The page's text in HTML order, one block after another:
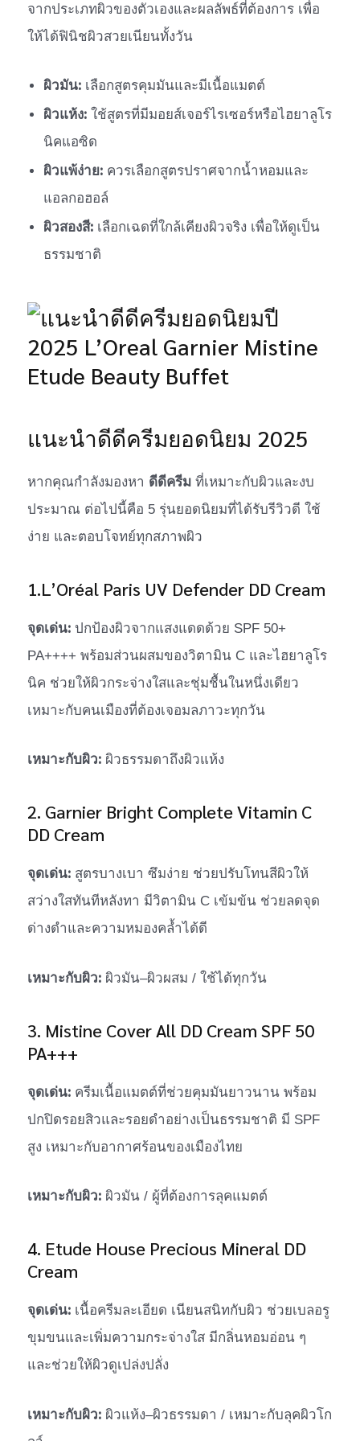
จากประเภทผิวของตัวเองและผลลัพธ์ที่ต้องการ เพื่อ
ให้ได้ฟินิชผิวสวยเนียนทั้งวัน
ผิวมัน: เลือกสูตรคุมมันและมีเนื้อแมตต์
ผิวแห้ง: ใช้สูตรที่มีมอยส์เจอร์ไรเซอร์หรือไฮยาลูโร
นิคแอซิด
ผิวแพ้ง่าย: ควรเลือกสูตรปราศจากน้ำหอมและ
แอลกอฮอล์
ผิวสองสี: เลือกเฉดที่ใกล้เคียงผิวจริง เพื่อให้ดูเป็น
ธรรมชาติ
แนะนำดีดีครีมยอดนิยม 2025
หากคุณกำลังมองหา ดีดีครีม ที่เหมาะกับผิวและงบ
ประมาณ ต่อไปนี้คือ 5 รุ่นยอดนิยมที่ได้รับรีวิวดี ใช้
ง่าย และตอบโจทย์ทุกสภาพผิว
1.L’Oréal Paris UV Defender DD Cream
จุดเด่น: ปกป้องผิวจากแสงแดดด้วย SPF 50+
PA++++ พร้อมส่วนผสมของวิตามิน C และไฮยาลูโร
นิค ช่วยให้ผิวกระจ่างใสและชุ่มชื้นในหนึ่งเดียว
เหมาะกับคนเมืองที่ต้องเจอมลภาวะทุกวัน
เหมาะกับผิว: ผิวธรรมดาถึงผิวแห้ง
2. Garnier Bright Complete Vitamin C
DD Cream
จุดเด่น: สูตรบางเบา ซึมง่าย ช่วยปรับโทนสีผิวให้
สว่างใสทันทีหลังทา มีวิตามิน C เข้มข้น ช่วยลดจุด
ด่างดำและความหมองคล้ำได้ดี
เหมาะกับผิว: ผิวมัน–ผิวผสม / ใช้ได้ทุกวัน
3. Mistine Cover All DD Cream SPF 50
PA+++
จุดเด่น: ครีมเนื้อแมตต์ที่ช่วยคุมมันยาวนาน พร้อม
ปกปิดรอยสิวและรอยดำอย่างเป็นธรรมชาติ มี SPF
สูง เหมาะกับอากาศร้อนของเมืองไทย
เหมาะกับผิว: ผิวมัน / ผู้ที่ต้องการลุคแมตต์
4. Etude House Precious Mineral DD
Cream
จุดเด่น: เนื้อครีมละเอียด เนียนสนิทกับผิว ช่วยเบลอรู
ขุมขนและเพิ่มความกระจ่างใส มีกลิ่นหอมอ่อน ๆ
และช่วยให้ผิวดูเปล่งปลั่ง
เหมาะกับผิว: ผิวแห้ง–ผิวธรรมดา / เหมาะกับลุคผิวโก